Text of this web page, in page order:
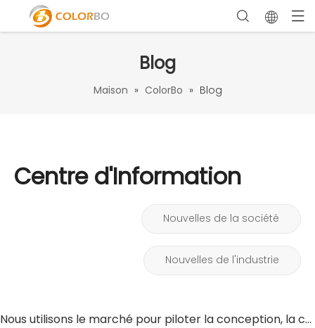
Blog
Maison » ColorBo » Blog
Centre d'Information
Nouvelles de la société
Nouvelles de l'industrie
Nous utilisons le marché pour piloter la conception, la conception pour améliorer la technologie